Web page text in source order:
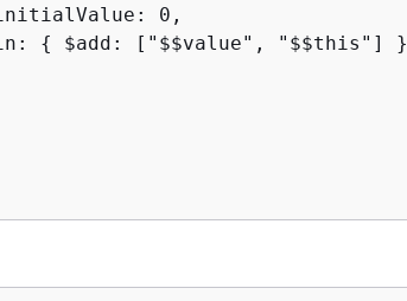
0,
{ $add: ["$$value", "$$this"] }